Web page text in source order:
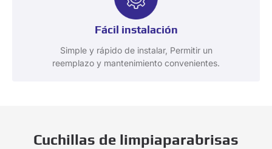
Fácil instalación
Simple y rápido de instalar, Permitir un
reemplazo y mantenimiento convenientes.
Cuchillas de limpiaparabrisas